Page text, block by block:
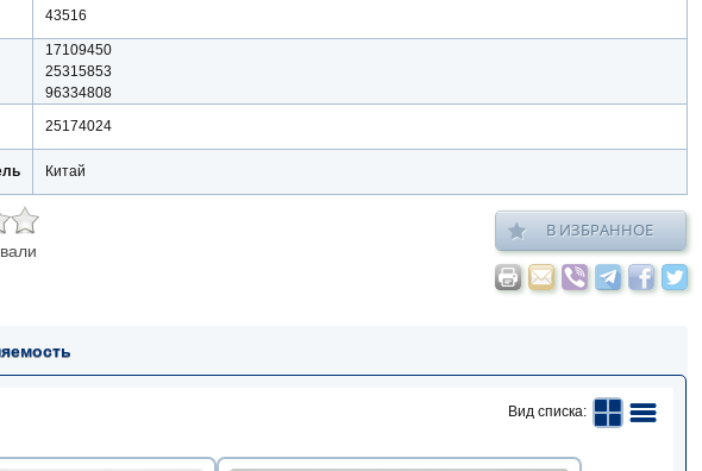
43516
17109450
25315853
96334808
25174024
Китай
В ИЗБРАННОЕ
Вид списка: